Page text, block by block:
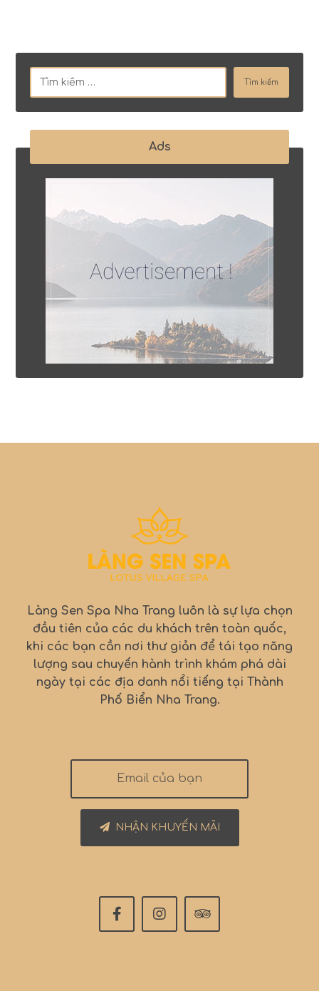
Tìm kiếm
Ads
Làng Sen Spa Nha Trang luôn là sự lựa chọn
đầu tiên của các du khách trên toàn quốc,
khi các bạn cần nơi thư giản để tái tạo năng
lượng sau chuyến hành trình khám phá dài
ngày tại các địa danh nổi tiếng tại Thành
Phố Biển Nha Trang.
NHẬN KHUYẾN MÃI